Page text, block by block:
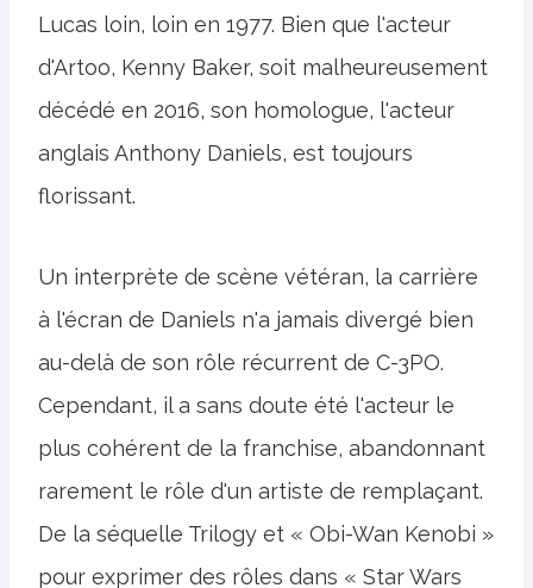
Lucas loin, loin en 1977. Bien que l'acteur
d'Artoo, Kenny Baker, soit malheureusement
décédé en 2016, son homologue, l'acteur
anglais Anthony Daniels, est toujours
florissant.
Un interprète de scène vétéran, la carrière
à l'écran de Daniels n'a jamais divergé bien
au-delà de son rôle récurrent de C-3PO.
Cependant, il a sans doute été l'acteur le
plus cohérent de la franchise, abandonnant
rarement le rôle d'un artiste de remplaçant.
De la séquelle Trilogy et « Obi-Wan Kenobi »
pour exprimer des rôles dans « Star Wars